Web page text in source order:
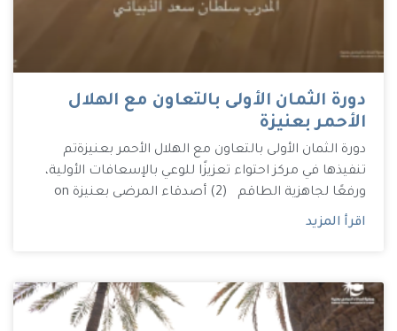
دورة الثمان الأولى بالتعاون مع الهلال
الأحمر بعنيزة
دورة الثمان الأولى بالتعاون مع الهلال الأحمر بعنيزة تم
تنفيذها في مركز احتواء تعزيزًا للوعي بالإسعافات الأولية،
ورفعًا لجاهزية الطاقم (2) أصدقاء المرضى بعنيزة on
اقرأ المزيد